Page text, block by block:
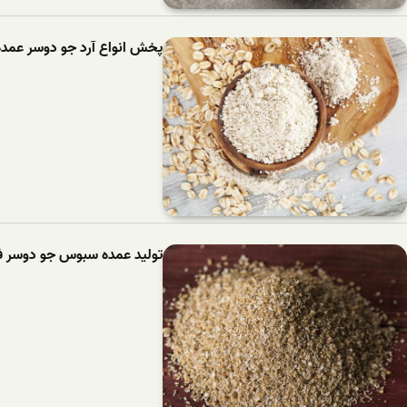
پخش انواع آرد جو دوسر
تولید عمده سبوس جو دوسر